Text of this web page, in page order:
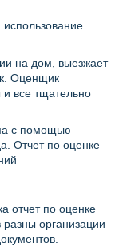
на дом, выезжает
Оценщик
все тщательно
с помощью
Отчет по оценке
отчет по оценке
организации